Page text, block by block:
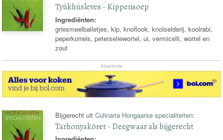
Tyúkhúsleves - Kippensoep
Ingrediënten:
griesmeelballetjes, kip, knoflook, knolselderij, koolrabi,
peperkorrels, peterseliewortel, ui, vermicelli, wortel en
zout
Advertentie
Bijgerecht uitCulinaria Hongaarse specialiteiten:
Tarhonyaköret - Deegwaar als bijgerecht